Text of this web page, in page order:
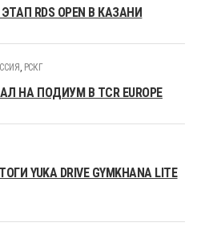
RDS OPEN В КАЗАНИ
, РСКГ
НА ПОДИУМ В TCR EUROPE
YUKA DRIVE GYMKHANA LITE